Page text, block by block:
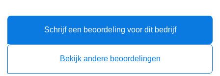
Schrijf een beoordeling voor dit bedrijf
Bekijk andere beoordelingen
Accountant
accountant